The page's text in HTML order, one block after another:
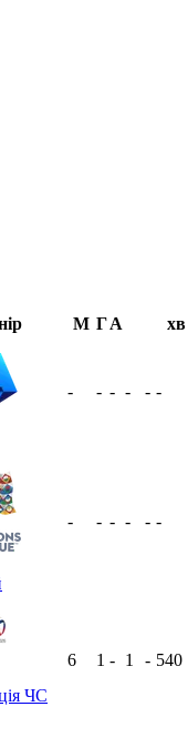
М ГА хв
- - - - - -
- - - - - -
ЧС
6 1 - 1 - 540